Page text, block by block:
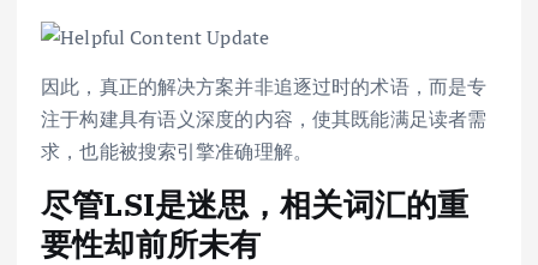
因此，真正的解决方案并非追逐过时的术语，而是专
注于构建具有语义深度的内容，使其既能满足读者需
求，也能被搜索引擎准确理解。
尽管LSI是迷思，相关词汇的重
要性却前所未有